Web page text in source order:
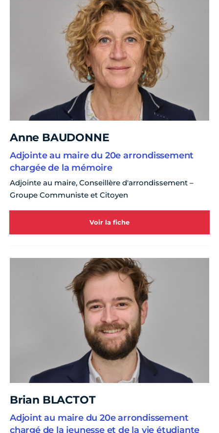
Anne BAUDONNE
Adjointe au maire du 20e arrondissement
chargée de la mémoire
Adjointe au maire, Conseillère d'arrondissement –
Groupe Communiste et Citoyen
Voir la fiche
Brian BLACTOT
Adjoint au maire du 20e arrondissement
chargé de la jeunesse et de la vie étudiante